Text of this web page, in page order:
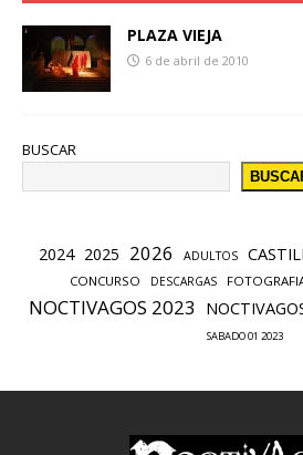
PLAZA VIEJA
6 de abril de 2010
BUSCAR
2024 2025 2026 ADULTOS
CONCURSO DESCARGAS
NOCTIVAGOS 2023
SABADO 01 2023